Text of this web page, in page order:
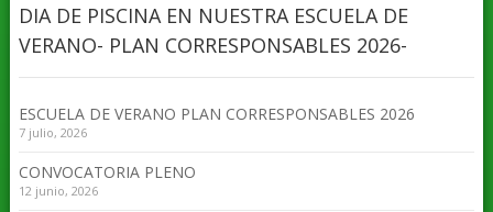
DIA DE PISCINA EN NUESTRA ESCUELA DE
VERANO- PLAN CORRESPONSABLES 2026-
ESCUELA DE VERANO PLAN CORRESPONSABLES 2026
7 julio, 2026
CONVOCATORIA PLENO
12 junio, 2026